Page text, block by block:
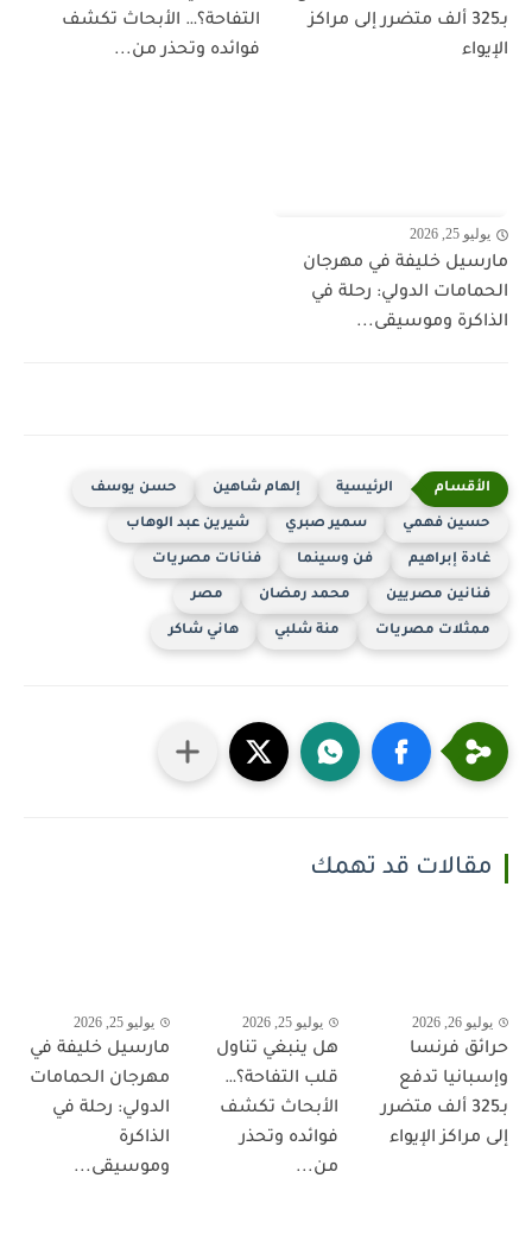
بـ325 ألف متضرر إلى مراكز
الإيواء
التفاحة؟… الأبحاث تكشف
فوائده وتحذر من...
يوليو 25, 2026
مارسيل خليفة في مهرجان
الحمامات الدولي: رحلة في
الذاكرة وموسيقى...
الرئيسية إلهام شاهين حسن يوسف
حسين فهمي سمير صبري شيرين عبد الوهاب
غادة إبراهيم فن وسينما فنانات مصريات
فنانين مصريين محمد رمضان مصر
ممثلات مصريات منة شلبي هاني شاكر
مقالات قد تهمك
يوليو 26, 2026
حرائق فرنسا
وإسبانيا تدفع
بـ325 ألف متضرر
إلى مراكز الإيواء
يوليو 25, 2026
هل ينبغي تناول
قلب التفاحة؟…
الأبحاث تكشف
فوائده وتحذر
من...
يوليو 25, 2026
مارسيل خليفة في
مهرجان الحمامات
الدولي: رحلة في
الذاكرة
وموسيقى...